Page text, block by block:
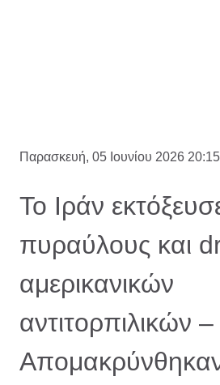
Παρασκευή, 05 Ιουνίου 2026 20:15
Το Ιράν
πυραύλους και
αμερικανικών
αντιτορπιλικών –